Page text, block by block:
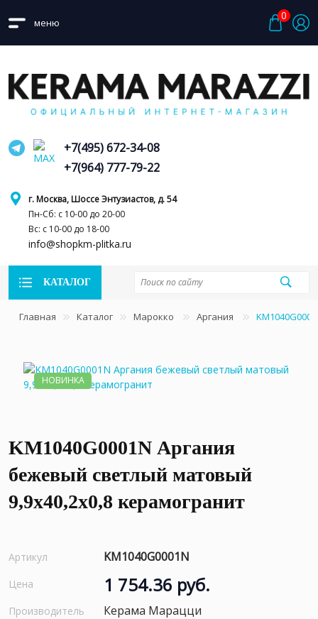
меню
0
г. Москва, Шоссе Энтузиастов, д. 54
Пн-Сб: с 10-00 до 20-00
Вс: с 10-00 до 18-00
info@shopkm-plitka.ru
+7(495) 672-34-08
+7(964) 777-79-22
КАТАЛОГ
Главная Каталог Марокко Аргания
НОВИНКА
KM1040G0001N Аргания
бежевый светлый матовый
9,9x40,2x0,8 керамогранит
Артикул KM1040G0001N
Цена 1 754.36 руб.
Производитель Керама Марацци